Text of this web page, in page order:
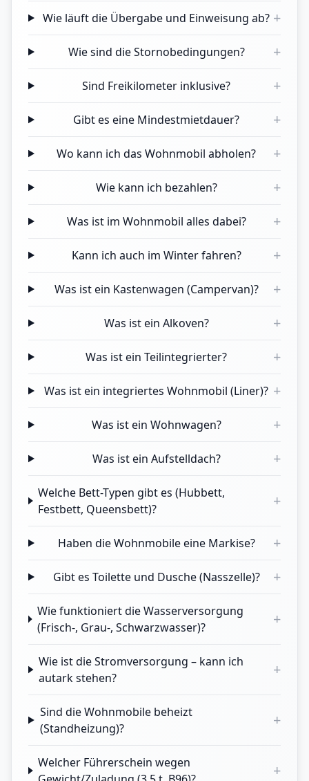
Wie läuft die Übergabe und Einweisung ab? +
Wie sind die Stornobedingungen? +
Sind Freikilometer inklusive? +
Gibt es eine Mindestmietdauer? +
Wo kann ich das Wohnmobil abholen? +
Wie kann ich bezahlen? +
Was ist im Wohnmobil alles dabei? +
Kann ich auch im Winter fahren? +
Was ist ein Kastenwagen (Campervan)? +
Was ist ein Alkoven? +
Was ist ein Teilintegrierter? +
Was ist ein integriertes Wohnmobil (Liner)? +
Was ist ein Wohnwagen? +
Was ist ein Aufstelldach? +
Welche Bett-Typen gibt es (Hubbett,
Festbett, Queensbett)?
+
Haben die Wohnmobile eine Markise? +
Gibt es Toilette und Dusche (Nasszelle)? +
Wie funktioniert die Wasserversorgung
(Frisch-, Grau-, Schwarzwasser)?
+
Wie ist die Stromversorgung – kann ich
autark stehen?
+
Sind die Wohnmobile beheizt
(Standheizung)?
+
Welcher Führerschein wegen
+